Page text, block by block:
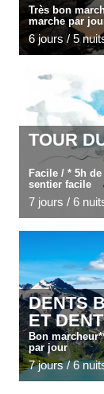
Très bon
marche par
6 jours / 5
TOUR
Facile / * 5h
sentier facile
7 jours / 6
DENTS
ET
Bon
par jour
7 jours / 6